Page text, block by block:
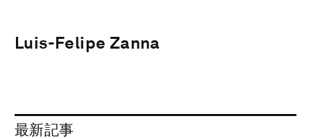
Luis-Felipe Zanna
最新記事